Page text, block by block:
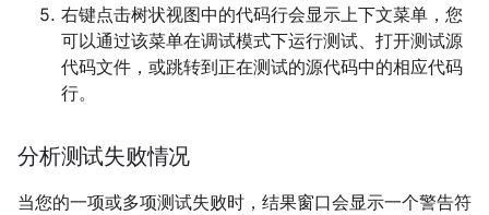
右键点击树状视图中的代码行会显示上下文菜单，您
可以通过该菜单在调试模式下运行测试、打开测试源
代码文件，或跳转到正在测试的源代码中的相应代码
行。
分析测试失败情况
当您的一项或多项测试失败时，结果窗口会显示一个警告符